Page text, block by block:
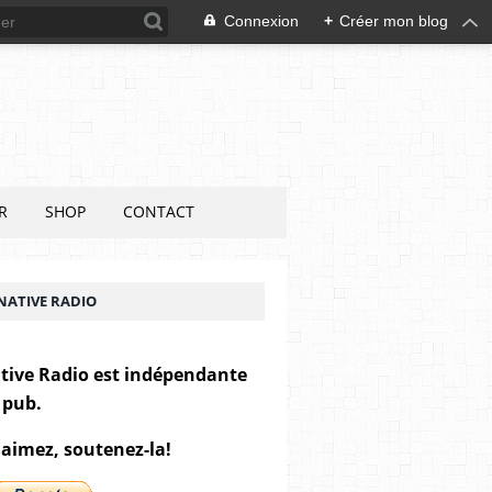
Connexion + Créer mon blog
SHOP CONTACT
RADIO
Radio est indépendante
soutenez-la!